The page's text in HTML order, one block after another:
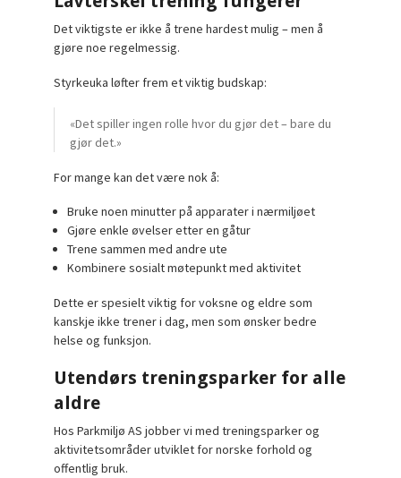
Det viktigste er ikke å trene hardest mulig – men å
gjøre noe regelmessig.
Styrkeuka løfter frem et viktig budskap:
«Det spiller ingen rolle hvor du gjør det – bare du
gjør det.»
For mange kan det være nok å:
Bruke noen minutter på apparater i nærmiljøet
Gjøre enkle øvelser etter en gåtur
Trene sammen med andre ute
Kombinere sosialt møtepunkt med aktivitet
Dette er spesielt viktig for voksne og eldre som
kanskje ikke trener i dag, men som ønsker bedre
helse og funksjon.
Utendørs treningsparker for alle
aldre
HosParkmiljø AS jobber vi med treningsparker og
aktivitetsområder utviklet for norske forhold og
offentlig bruk.